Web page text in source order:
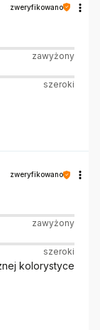
zweryfikowano
zawyżony
szeroki
zweryfikowano
zawyżony
szeroki
kolorystyce